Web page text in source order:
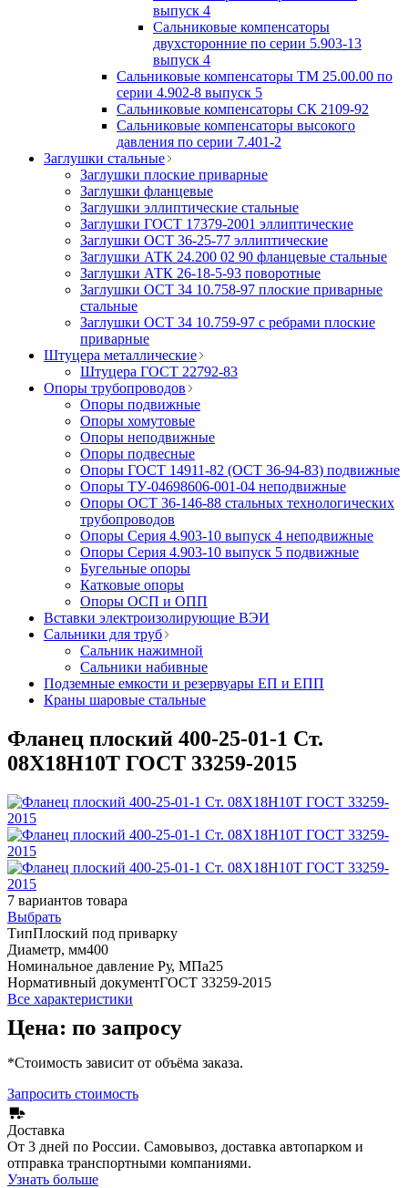
выпуск 4
Сальниковые компенсаторы
двухсторонние по серии 5.903-13
выпуск 4
Сальниковые компенсаторы ТМ 25.00.00 по
серии 4.902-8 выпуск 5
Сальниковые компенсаторы СК 2109-92
Сальниковые компенсаторы высокого
давления по серии 7.401-2
Заглушки стальные
Заглушки плоские приварные
Заглушки фланцевые
Заглушки эллиптические стальные
Заглушки ГОСТ 17379-2001 эллиптические
Заглушки ОСТ 36-25-77 эллиптические
Заглушки АТК 24.200 02 90 фланцевые стальные
Заглушки АТК 26-18-5-93 поворотные
Заглушки ОСТ 34 10.758-97 плоские приварные
стальные
Заглушки ОСТ 34 10.759-97 с ребрами плоские
приварные
Штуцера металлические
Штуцера ГОСТ 22792-83
Опоры трубопроводов
Опоры подвижные
Опоры хомутовые
Опоры неподвижные
Опоры подвесные
Опоры ГОСТ 14911-82 (ОСТ 36-94-83) подвижные
Опоры ТУ-04698606-001-04 неподвижные
Опоры ОСТ 36-146-88 стальных технологических
трубопроводов
Опоры Серия 4.903-10 выпуск 4 неподвижные
Опоры Серия 4.903-10 выпуск 5 подвижные
Бугельные опоры
Катковые опоры
Опоры ОСП и ОПП
Вставки электроизолирующие ВЭИ
Сальники для труб
Сальник нажимной
Сальники набивные
Подземные емкости и резервуары ЕП и ЕПП
Краны шаровые стальные
Фланец плоский 400-25-01-1 Ст.
08Х18Н10Т ГОСТ 33259-2015
7 вариантов товара
Выбрать
ТипПлоский под приварку
Диаметр, мм400
Номинальное давление Ру, МПа25
Нормативный документГОСТ 33259-2015
Все характеристики
Цена: по запросу
*Стоимость зависит от объёма заказа.
Запросить стоимость
Доставка
От 3 дней по России. Самовывоз, доставка автопарком и
отправка транспортными компаниями.
Узнать больше